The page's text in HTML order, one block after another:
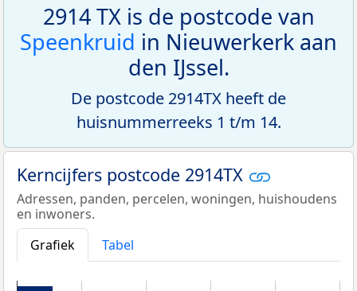
2914 TX is de postcode van
Speenkruid in Nieuwerkerk aan
den IJssel.
De postcode 2914TX heeft de
huisnummerreeks 1 t/m 14.
Kerncijfers postcode 2914TX
Adressen, panden, percelen, woningen, huishoudens
en inwoners.
Grafiek
Tabel